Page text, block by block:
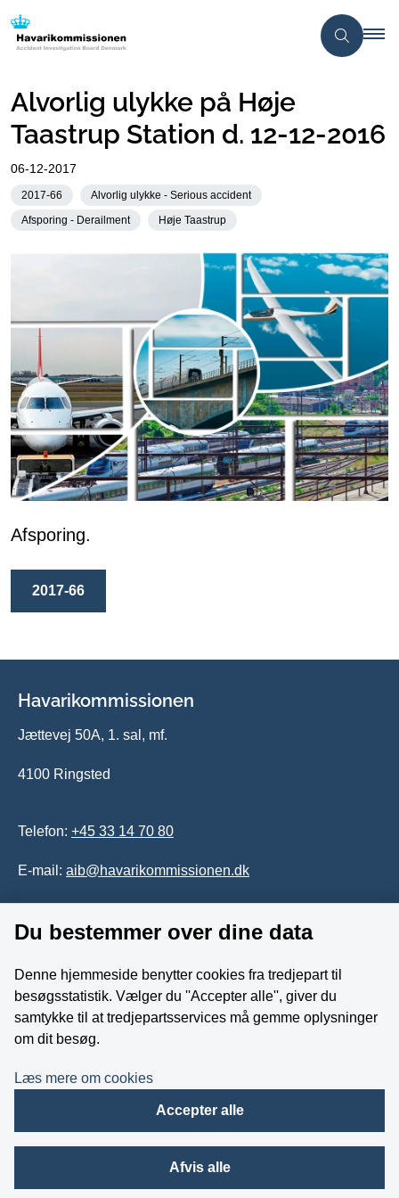
Alvorlig ulykke på Høje
Taastrup Station d. 12-12-2016
06-12-2017
2017-66
Alvorlig ulykke - Serious accident
Afsporing - Derailment
Høje Taastrup
Afsporing.
2017-66
Havarikommissionen
Jættevej 50A, 1. sal, mf.
4100 Ringsted
Telefon: +45 33 14 70 80
E-mail: aib@havarikommissionen.dk
Tilgængelighedserklæring
Whistleblowerordning
Følg os på YouTube
Du bestemmer over dine data
Denne hjemmeside benytter cookies fra tredjepart til
besøgsstatistik. Vælger du ''Accepter alle'', giver du
samtykke til at tredjepartsservices må gemme oplysninger
om dit besøg.
Læs mere om cookies
Accepter alle
Afvis alle